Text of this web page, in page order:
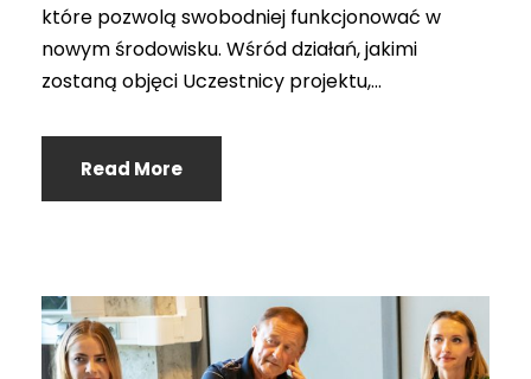
które pozwolą swobodniej funkcjonować w
nowym środowisku. Wśród działań, jakimi
zostaną objęci Uczestnicy projektu,...
Read More